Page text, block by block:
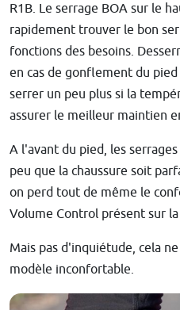
R1B. Le serrage BOA sur le
rapidement trouver le bon
fonctions des besoins.
en cas de gonflement du
serrer un peu plus si la
assurer le meilleur maintien
A l'avant du pied, les
peu que la chaussure soit
on perd tout de même le
Volume Control présent sur
Mais pas d'inquiétude, cela
modèle inconfortable.